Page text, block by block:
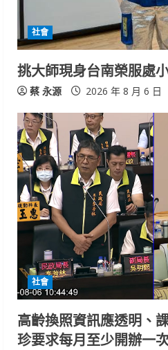
社會
挑大師現身台南榮服處
蔡 永源 2026 年 8 月 6 日
社會
高齡換照資訊應透明、
珍要求每月至少開辦一